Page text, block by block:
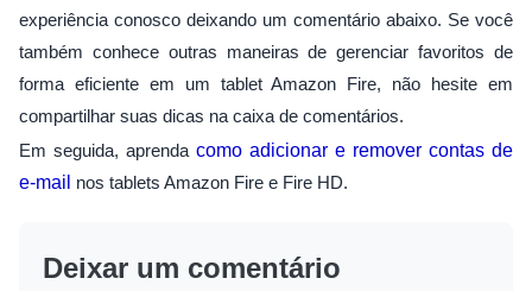
experiência conosco deixando um comentário abaixo. Se você
também conhece outras maneiras de gerenciar favoritos de
forma eficiente em um tablet Amazon Fire, não hesite em
compartilhar suas dicas na caixa de comentários.
Em seguida, aprenda como adicionar e remover contas de
e-mail nos tablets Amazon Fire e Fire HD.
Deixar um comentário